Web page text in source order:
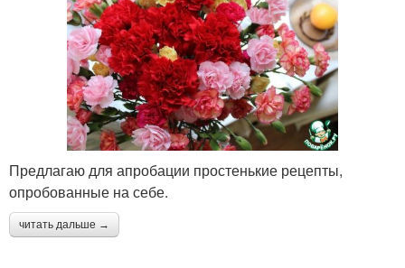
Предлагаю для апробации простенькие рецепты,
опробованные на себе.
читать дальше →